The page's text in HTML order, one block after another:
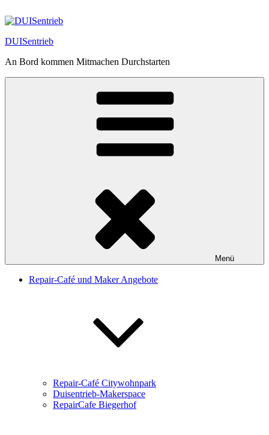
Inhalt
DUISentrieb
An Bord kommen Mitmachen Durchstarten
Menü
Repair-Café und Maker Angebote
Repair-Café Citywohnpark
Duisentrieb-Makerspace
RepairCafe Biegerhof